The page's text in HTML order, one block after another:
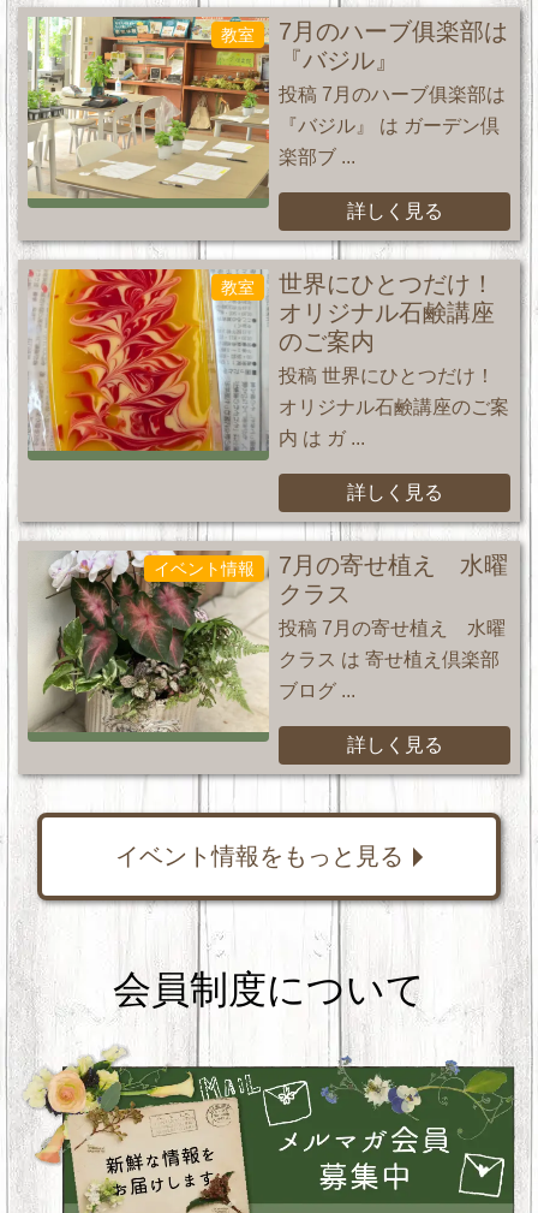
教室
7月のハーブ俱楽部は
『バジル』
投稿 7月のハーブ俱楽部は
『バジル』 は ガーデン倶
楽部ブ ...
詳しく見る
教室
世界にひとつだけ！
オリジナル石鹸講座
のご案内
投稿 世界にひとつだけ！
オリジナル石鹸講座のご案
内 は ガ ...
詳しく見る
イベント情報
7月の寄せ植え 水曜
クラス
投稿 7月の寄せ植え 水曜
クラス は 寄せ植え倶楽部
ブログ ...
詳しく見る
イベント情報をもっと見る
会員制度について